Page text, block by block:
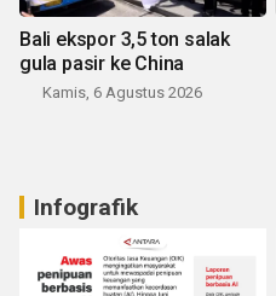
Bali ekspor 3,5 ton salak
gula pasir ke China
Kamis, 6 Agustus 2026
Infografik